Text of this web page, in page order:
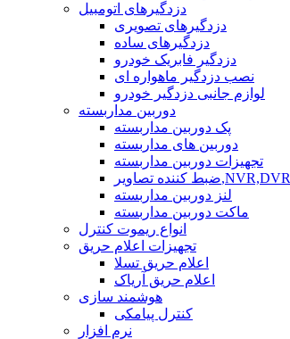
دزدگیرهای اتومبیل
دزدگیرهای تصویری
دزدگیرهای ساده
دزدگیر فابریک خودرو
نصب دزدگیر ماهواره ای
لوازم جانبی دزدگیر خودرو
دوربین مداربسته
پک دوربین مداربسته
دوربین های مداربسته
تجهیزات دوربین مداربسته
ضبط کننده تصاویر,NVR,DVR
لنز دوربین مداربسته
ماکت دوربین مداربسته
انواع ریموت کنترل
تجهیزات اعلام حریق
اعلام حریق تسلا
اعلام حریق آریاک
هوشمند سازی
کنترل پیامکی
نرم افزار